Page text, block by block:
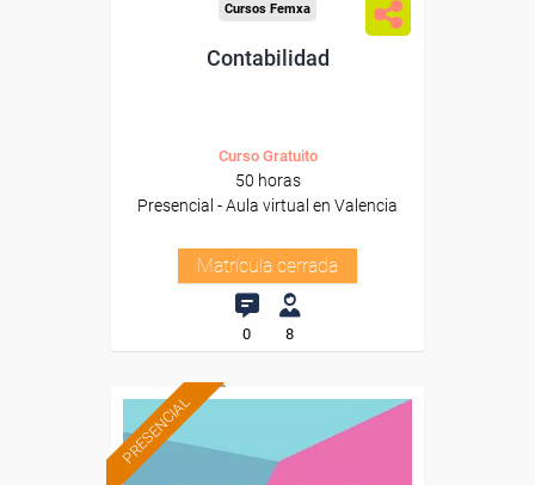
Cursos Femxa
Contabilidad
Curso Gratuito
50 horas
Presencial - Aula virtual en Valencia
Matrícula cerrada
0 8
PRESENCIAL